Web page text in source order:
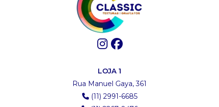
LOJA 1
Rua Manuel Gaya, 361
(11) 2991-6685